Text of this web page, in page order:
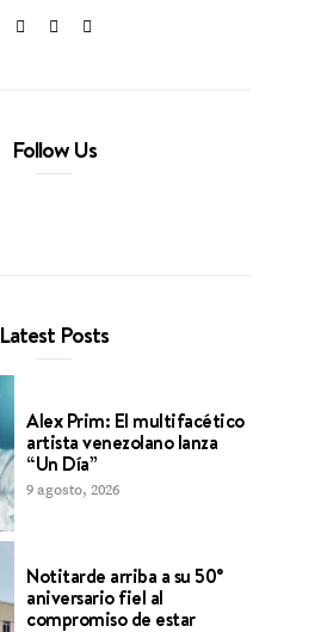
Follow Us
Latest Posts
Alex Prim: El multifacético
artista venezolano lanza
“Un Día”
9 agosto, 2026
Notitarde arriba a su 50°
aniversario fiel al
compromiso de estar